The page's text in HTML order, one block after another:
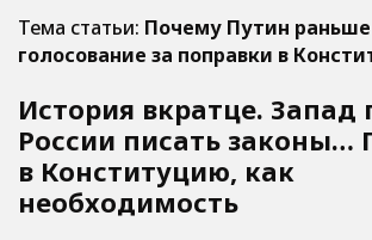
Тема статьи: Почему Путин
голосование за поправки в
История вкратце. Запад
России писать законы…
в Конституцию, как
необходимость